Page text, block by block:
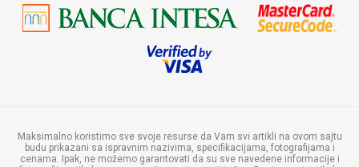
Maksimalno koristimo sve svoje resurse da Vam svi artikli na ovom sajtu
budu prikazani sa ispravnim nazivima, specifikacijama, fotografijama i
cenama. Ipak, ne možemo garantovati da su sve navedene informacije i